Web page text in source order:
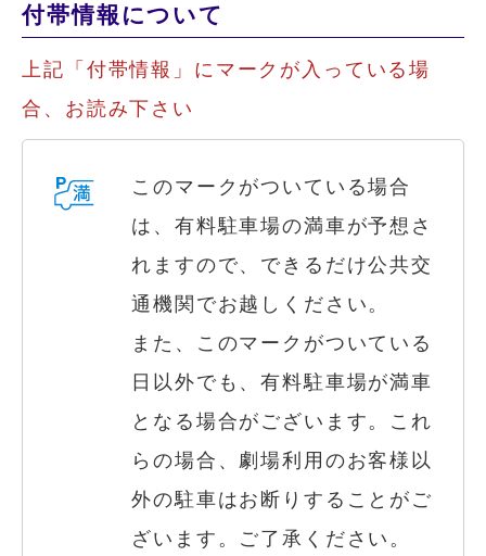
付帯情報について
上記「付帯情報」にマークが入っている場
合、お読み下さい
このマークがついている場合
は、有料駐車場の満車が予想さ
れますので、できるだけ公共交
通機関でお越しください。
また、このマークがついている
日以外でも、有料駐車場が満車
となる場合がございます。これ
らの場合、劇場利用のお客様以
外の駐車はお断りすることがご
ざいます。ご了承ください。